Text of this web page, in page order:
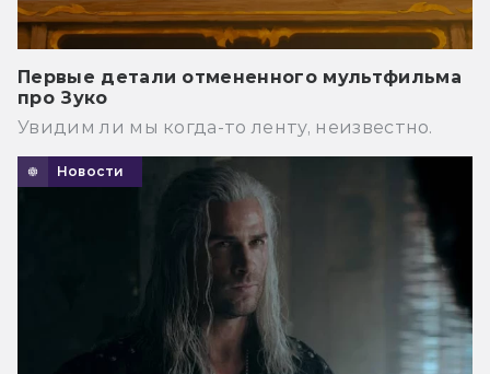
Первые детали отмененного мультфильма
про Зуко
Увидим ли мы когда-то ленту, неизвестно.
Новости